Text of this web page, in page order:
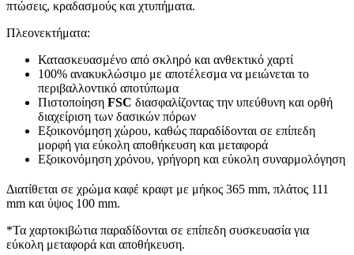
πτώσεις, κραδασμούς και χτυπήματα.
Πλεονεκτήματα:
Κατασκευασμένο από σκληρό και ανθεκτικό χαρτί
100% ανακυκλώσιμο με αποτέλεσμα να μειώνεται το
περιβαλλοντικό αποτύπωμα
Πιστοποίηση FSC διασφαλίζοντας την υπεύθυνη και ορθή
διαχείριση των δασικών πόρων
Εξοικονόμηση χώρου, καθώς παραδίδονται σε επίπεδη
μορφή για εύκολη αποθήκευση και μεταφορά
Εξοικονόμηση χρόνου, γρήγορη και εύκολη συναρμολόγηση
Διατίθεται σε χρώμα καφέ κραφτ με μήκος 365 mm, πλάτος 111
mm και ύψος 100 mm.
*Τα χαρτοκιβώτια παραδίδονται σε επίπεδη συσκευασία για
εύκολη μεταφορά και αποθήκευση.